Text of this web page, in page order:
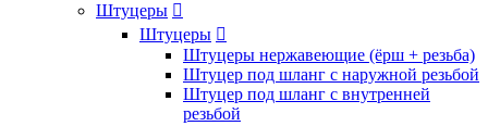
Штуцеры 
Штуцеры 
Штуцеры нержавеющие (ёрш + резьба)
Штуцер под шланг с наружной резьбой
Штуцер под шланг с внутренней
резьбой